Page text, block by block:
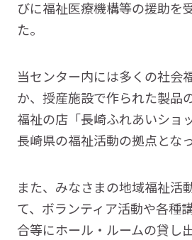
びに福祉医療機構等の援助を
た。
当センター内には多くの社会
か、授産施設で作られた製品
福祉の店「長崎ふれあいショ
長崎県の福祉活動の拠点とな
また、みなさまの地域福祉活
て、ボランティア活動や各種
合等にホール・ルームの貸し